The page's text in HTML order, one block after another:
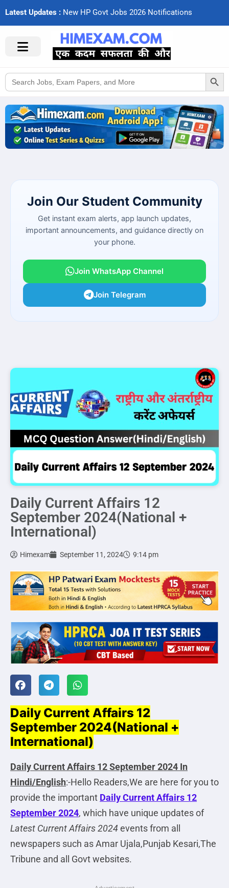
Latest Updates : New HP Govt Jobs 2026 Notifcations
Search
for:
Search Button
Join Our Student Community
Get instant exam alerts, app launch updates,
important announcements, and guidance directly on
your phone.
Join WhatsApp Channel
Join Telegram
Daily Current Affairs 12
September 2024(National +
International)
Himexam September 11, 2024 9:14 pm
Daily Current Affairs 12
September 2024(National +
International)
Daily Current Affairs 12 September 2024 In
Hindi/English:-Hello Readers,We are here for you to
provide the important Daily Current Affairs 12
September 2024, which have unique updates of
Latest Current Affairs 2024 events from all
newspapers such as Amar Ujala,Punjab Kesari,The
Tribune and all Govt websites.